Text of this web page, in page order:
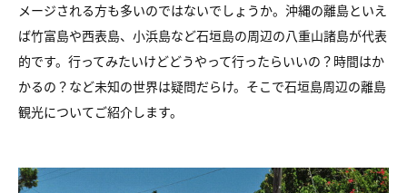
メージされる方も多いのではないでしょうか。沖縄の離島といえ
ば竹富島や西表島、小浜島など石垣島の周辺の八重山諸島が代表
的です。行ってみたいけどどうやって行ったらいいの？時間はか
かるの？など未知の世界は疑問だらけ。そこで石垣島周辺の離島
観光についてご紹介します。